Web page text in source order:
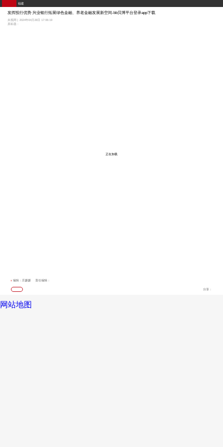
福建
发挥投行优势 兴业银行拓展绿色金融、养老金融发展新空间-bb贝博平台登录app下载
央视网 | 2024年04月28日 17:06:19
原标题：
正在加载
编辑：庄媛媛 责任编辑：
分享：
网站地图